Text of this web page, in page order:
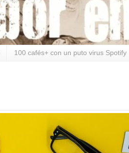
100 cafés+ con un puto virus Spotify